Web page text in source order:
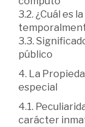
3.2. ¿Cuál es
3.3.
público
4. La
especial
4.1.
carácter